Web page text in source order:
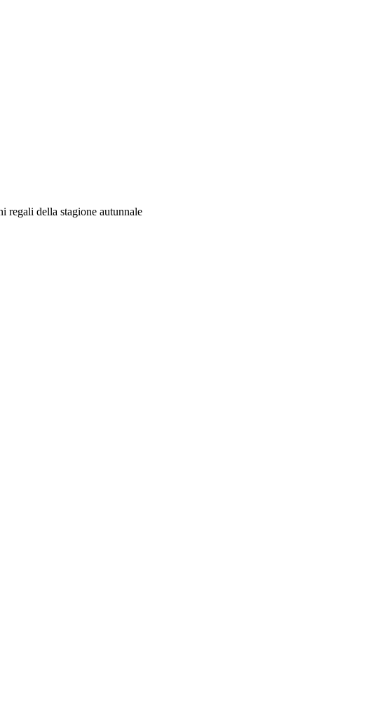
regali della stagione autunnale